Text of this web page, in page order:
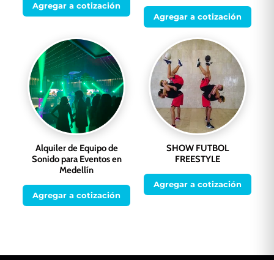
Agregar a cotización
Agregar a cotización
Alquiler de Equipo de
Sonido para Eventos en
Medellín
Agregar a cotización
SHOW FUTBOL
FREESTYLE
Agregar a cotización